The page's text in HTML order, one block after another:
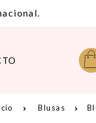
Blusas